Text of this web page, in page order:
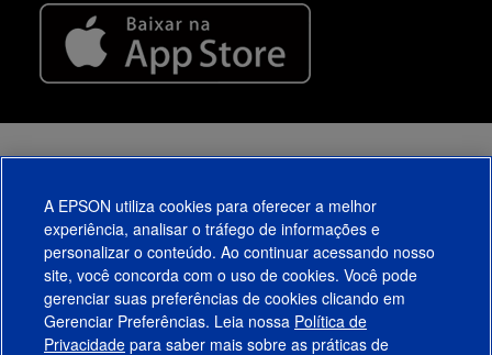
Conexão a um projetor de rede usando um código QR
Produtos
A EPSON utiliza cookies para oferecer a melhor
experiência, analisar o tráfego de informações e
personalizar o conteúdo. Ao continuar acessando nosso
site, você concorda com o uso de cookies. Você pode
gerenciar suas preferências de cookies clicando em
Gerenciar Preferências. Leia nossa Política de
Privacidade para saber mais sobre as práticas de